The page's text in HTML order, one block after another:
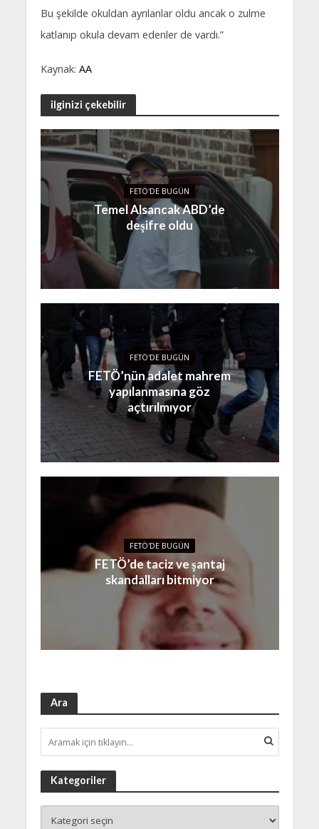
Bu şekilde okuldan ayrılanlar oldu ancak o zulme
katlanıp okula devam edenler de vardı.”
Kaynak: AA
ilginizi çekebilir
FETÖ'DE BUGÜN
Temel Alsancak ABD’de
deşifre oldu
FETÖ'DE BUGÜN
FETÖ’nün adalet mahrem
yapılanmasına göz
açtırılmıyor
FETÖ'DE BUGÜN
FETÖ’de taciz ve şantaj
skandalları bitmiyor
Ara
Kategoriler